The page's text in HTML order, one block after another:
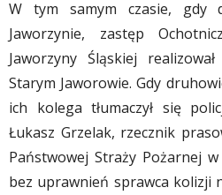
W tym samym czasie, gdy
Jaworzynie, zastęp
Jaworzyny Śląskiej
Starym Jaworowie. Gdy
ich kolega tłumaczył się
Łukasz Grzelak, rzecznik
Państwowej Straży Pożarnej
bez uprawnień sprawca kolizji